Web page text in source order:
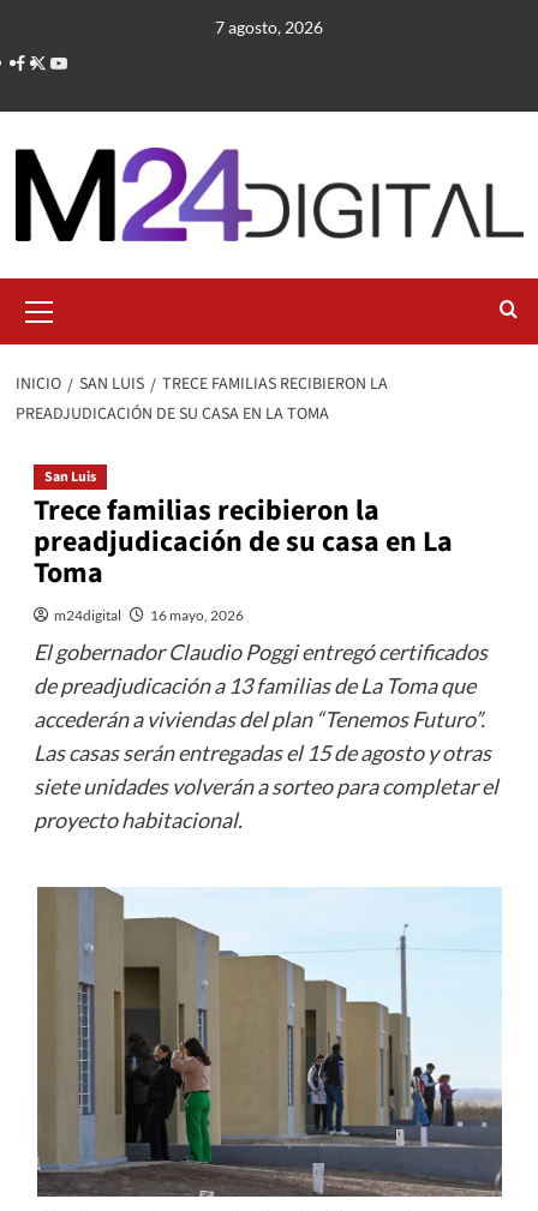
contenido
7 agosto, 2026
primario
INICIO SAN LUIS
TRECE FAMILIAS RECIBIERON LA
PREADJUDICACIÓN DE SU CASA EN LA TOMA
San Luis
Trece familias recibieron la
preadjudicación de su casa en La
Toma
m24digital 16 mayo, 2026
El gobernador Claudio Poggi entregó certificados
de preadjudicación a 13 familias de La Toma que
accederán a viviendas del plan “Tenemos Futuro”.
Las casas serán entregadas el 15 de agosto y otras
siete unidades volverán a sorteo para completar el
proyecto habitacional.